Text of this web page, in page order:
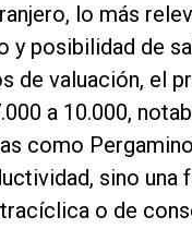
lo más
y posibilidad de
de valuación, el
a 10.000,
como
sino
o de